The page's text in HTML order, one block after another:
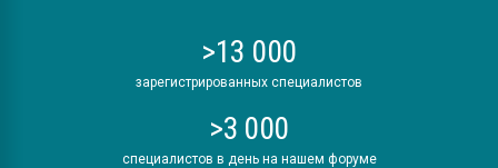
>13 000
зарегистрированных специалистов
>3 000
специалистов в день на нашем форуме